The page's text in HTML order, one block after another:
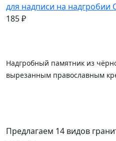
для надписи на надгробии
185₽
Надгробный памятник из
вырезанным православным
Предлагаем 14 видов